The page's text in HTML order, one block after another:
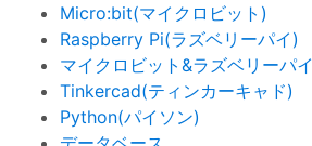
Micro:bit(マイクロビット)
Raspberry Pi(ラズベリーパイ)
マイクロビット&ラズベリーパイ
Tinkercad(ティンカーキャド)
Python(パイソン)